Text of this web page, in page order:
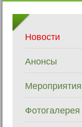
Новости
Анонсы
Мероприятия
Фотогалерея